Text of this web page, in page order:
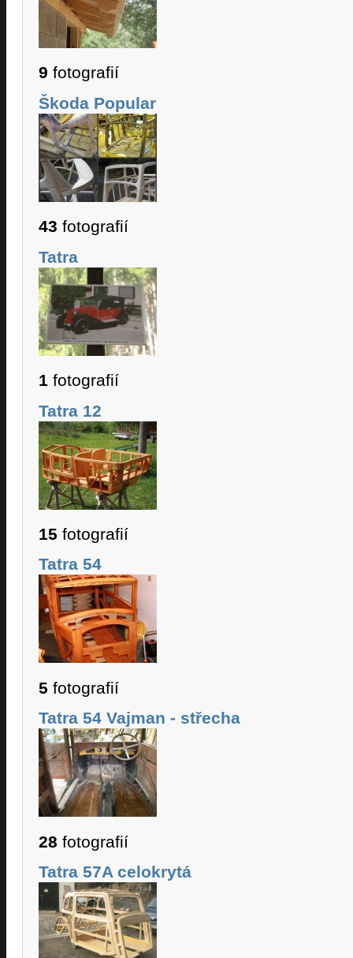
9 fotografií
Škoda Popular
43 fotografií
Tatra
1 fotografií
Tatra 12
15 fotografií
Tatra 54
5 fotografií
Tatra 54 Vajman - střecha
28 fotografií
Tatra 57A celokrytá